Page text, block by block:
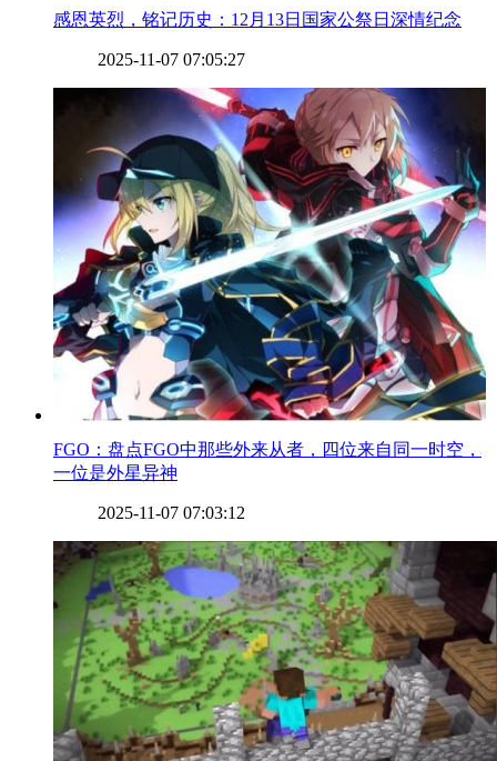
​感恩英烈，铭记历史：12月13日国家公祭日深情纪念
2025-11-07 07:05:27
​FGO：盘点FGO中那些外来从者，四位来自同一时空，
一位是外星异神
2025-11-07 07:03:12